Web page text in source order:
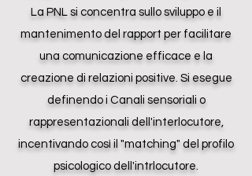
La PNL si concentra sullo sviluppo e il
mantenimento del rapport per facilitare
una comunicazione efficace e la
creazione di relazioni positive. Si esegue
definendo i Canali sensoriali o
rappresentazionali dell'interlocutore,
incentivando così il "matching" del profilo
psicologico dell'intrlocutore.